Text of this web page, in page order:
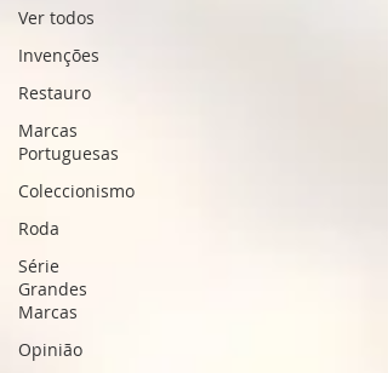
Ver todos
Invenções
Restauro
Marcas
Portuguesas
Coleccionismo
Roda
Série
Grandes
Marcas
Opinião